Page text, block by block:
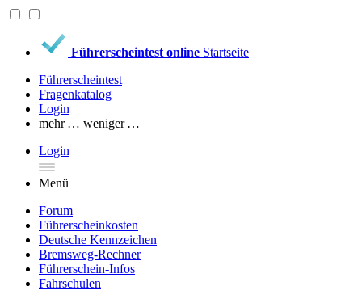
Führerscheintest online Startseite
Führerscheintest
Fragenkatalog
Login
mehr … weniger …
Login
Menü
Forum
Führerscheinkosten
Deutsche Kennzeichen
Bremsweg-Rechner
Führerschein-Infos
Fahrschulen